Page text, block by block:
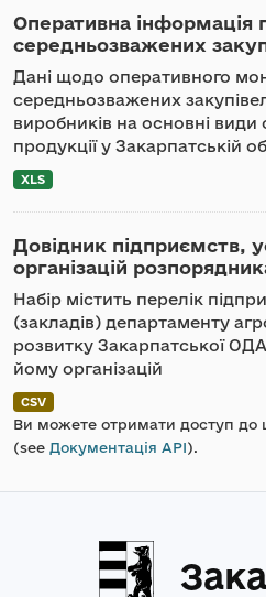
Оперативна інформація
середньозважених
Дані щодо оперативного
середньозважених
виробників на основні види
продукції у Закарпатській
XLS
Довідник підприємств,
організацій
Набір містить перелік
(закладів) департаменту
розвитку Закарпатської
йому організацій
CSV
Ви можете отримати доступ до
(see Документація API).